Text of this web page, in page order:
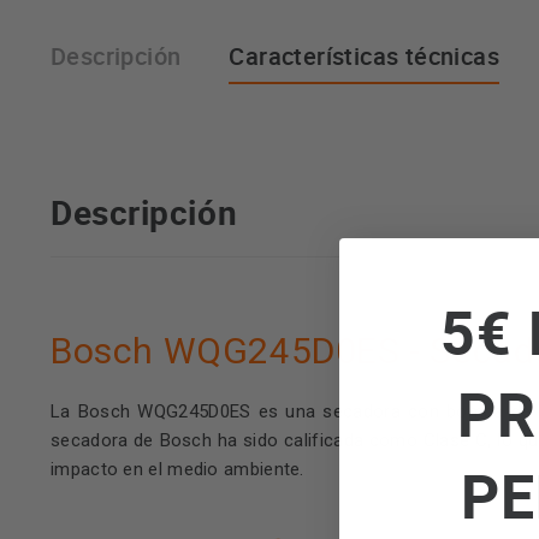
Descripción Características técnicas
Descripción
Bosch WQG245D0ES -
La Bosch WQG245D0ES es una secadora con bomba
secadora de Bosch ha sido calificada como Clase C, lo
impacto en el medio ambiente.
5€